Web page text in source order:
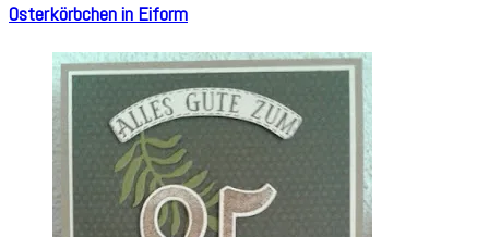
Osterkörbchen in Eiform